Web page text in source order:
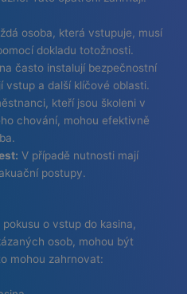
osoba, která vstupuje, musí
dokladu totožnosti.
často instalují bezpečnostní
vstup a další klíčové oblasti.
kteří jsou školeni v
chování, mohou efektivně
V případě nutnosti mají
postupy.
o vstup do kasina,
osob, mohou být
mohou zahrnovat: